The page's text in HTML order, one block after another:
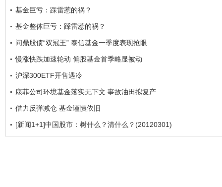
基金巨亏：踩雷惹的祸？
基金整体巨亏：踩雷惹的祸？
问鼎股债“双冠王” 泰信基金一季度表现抢眼
慢涨快跌加速轮动 偏股基金首季略显被动
沪深300ETF开售遇冷
康菲公司环境基金落实无下文 事故油田拟复产
借力反弹减仓 基金谨慎依旧
[新闻1+1]中国股市：树什么？清什么？(20120301)